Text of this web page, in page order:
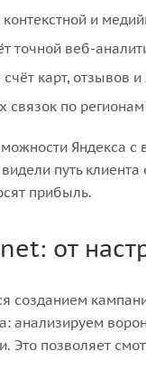
и
точной веб-
карт, отзывов
по
Яндекса с
путь
прибыль.
от
созданием
анализируем
Это позволяет